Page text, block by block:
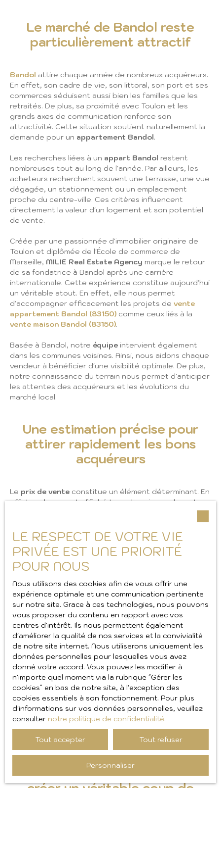
Le marché de Bandol reste
particulièrement attractif
Bandol attire chaque année de nombreux acquéreurs.
En effet, son cadre de vie, son littoral, son port et ses
commerces séduisent aussi bien les familles que les
retraités. De plus, sa proximité avec Toulon et les
grands axes de communication renforce son
attractivité. Cette situation soutient naturellement la
demande pour un appartement Bandol.
Les recherches liées à un appart Bandol restent
nombreuses tout au long de l'année. Par ailleurs, les
acheteurs recherchent souvent une terrasse, une vue
dégagée, un stationnement ou un emplacement
proche du centre-ville. Ces critères influencent
directement la valeur d'un logement et son potentiel
de vente.
Créée par une passionnée d'immobilier originaire de
Toulon et diplômée de l'École de commerce de
Marseille, MILIE Real Estate Agency marque le retour
de sa fondatrice à Bandol après une carrière
internationale. Cette expérience constitue aujourd'hui
un véritable atout. En effet, elle nous permet
d'accompagner efficacement les projets de vente
appartement Bandol (83150) comme ceux liés à la
vente maison Bandol (83150).
Basée à Bandol, notre équipe intervient également
dans les communes voisines. Ainsi, nous aidons chaque
vendeur à bénéficier d'une visibilité optimale. De plus,
notre connaissance du terrain nous permet d'anticiper
les attentes des acquéreurs et les évolutions du
marché local.
Une estimation précise pour
attirer rapidement les bons
acquéreurs
Le prix de vente constitue un élément déterminant. En
effet, un logement affiché trop cher risque de rester
longtemps sur le marché. À l'inverse, un prix cohérent
recevoir une offre sérieuse augmentent rapidement.
Chez MILIE Real Estate Agency, nous réalisons une
étude complète du marché local. Nous analysons les
prestations. De cette manière, nous pouvons proposer
uneestimation immobilière à Bandolfiable et adaptée
à la réalité du secteur.
Uneévaluation précisereprésente souvent le point
de départ d'une transaction réussie. En effet, elle
évite les erreurs de positionnement. De plus, elle
permet de trouver le bon équilibre entre rapidité de
commercialisation et valorisation du patrimoine.
Notre expertise localenous aide également à
identifier les éléments les plus recherchés par les
acheteurs. Une terrasse, une vue mer, un garage ou
encore un ascenseur peuvent influencer fortement la
perception de valeur. Par conséquent, chaque
caractéristique mérite une analyse approfondie.
Valoriser son logement pour
créer un véritable coup de
LE RESPECT DE VOTRE VIE
PRIVÉE EST UNE PRIORITÉ
POUR NOUS
Nous utilisons des cookies afin de vous offrir une
expérience optimale et une communication pertinente
sur notre site. Grace à ces technologies, nous pouvons
vous proposer du contenu en rapport avec vos
centres d'intérêt. Ils nous permettent également
d'améliorer la qualité de nos services et la convivialité
de notre site internet. Nous utiliserons uniquement les
données personnelles pour lesquelles vous avez
donné votre accord. Vous pouvez les modifier à
n'importe quel moment via la rubrique ″Gérer les
cookies″ en bas de notre site, à l'exception des
cookies essentiels à son fonctionnement. Pour plus
d'informations sur vos données personnelles, veuillez
consulter notre politique de confidentialité.
Tout accepter Tout refuser
Personnaliser